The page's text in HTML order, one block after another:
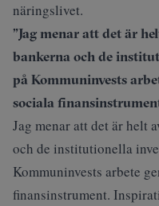
näringslivet.
”Jag menar att det är
bankerna och de
på Kommuninvests
sociala
Jag menar att det är helt
och de institutionella
Kommuninvests arbete
finansinstrument.